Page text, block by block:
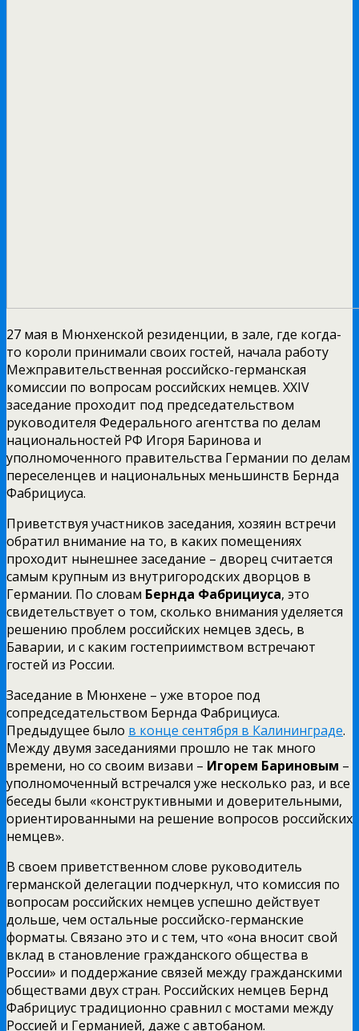
27 мая в Мюнхенской резиденции, в зале, где когда-
то короли принимали своих гостей, начала работу
Межправительственная российско-германская
комиссии по вопросам российских немцев. XXIV
заседание проходит под председательством
руководителя Федерального агентства по делам
национальностей РФ Игоря Баринова и
уполномоченного правительства Германии по делам
переселенцев и национальных меньшинств Бернда
Фабрициуса.
Приветствуя участников заседания, хозяин встречи
обратил внимание на то, в каких помещениях
проходит нынешнее заседание – дворец считается
самым крупным из внутригородских дворцов в
Германии. По словам Бернда Фабрициуса, это
свидетельствует о том, сколько внимания уделяется
решению проблем российских немцев здесь, в
Баварии, и с каким гостеприимством встречают
гостей из России.
Заседание в Мюнхене – уже второе под
сопредседательством Бернда Фабрициуса.
Предыдущее было в конце сентября в Калининграде.
Между двумя заседаниями прошло не так много
времени, но со своим визави – Игорем Бариновым –
уполномоченный встречался уже несколько раз, и все
беседы были «конструктивными и доверительными,
ориентированными на решение вопросов российских
немцев».
В своем приветственном слове руководитель
германской делегации подчеркнул, что комиссия по
вопросам российских немцев успешно действует
дольше, чем остальные российско-германские
форматы. Связано это и с тем, что «она вносит свой
вклад в становление гражданского общества в
России» и поддержание связей между гражданскими
обществами двух стран. Российских немцев Бернд
Фабрициус традиционно сравнил с мостами между
Россией и Германией, даже с автобаном.